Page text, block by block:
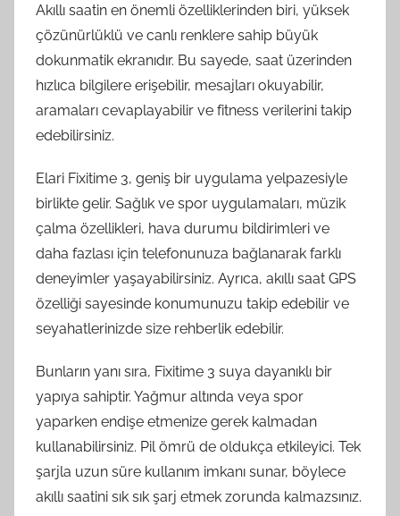
Akıllı saatin en önemli özelliklerinden biri, yüksek
çözünürlüklü ve canlı renklere sahip büyük
dokunmatik ekranıdır. Bu sayede, saat üzerinden
hızlıca bilgilere erişebilir, mesajları okuyabilir,
aramaları cevaplayabilir ve fitness verilerini takip
edebilirsiniz.
Elari Fixitime 3, geniş bir uygulama yelpazesiyle
birlikte gelir. Sağlık ve spor uygulamaları, müzik
çalma özellikleri, hava durumu bildirimleri ve
daha fazlası için telefonunuza bağlanarak farklı
deneyimler yaşayabilirsiniz. Ayrıca, akıllı saat GPS
özelliği sayesinde konumunuzu takip edebilir ve
seyahatlerinizde size rehberlik edebilir.
Bunların yanı sıra, Fixitime 3 suya dayanıklı bir
yapıya sahiptir. Yağmur altında veya spor
yaparken endişe etmenize gerek kalmadan
kullanabilirsiniz. Pil ömrü de oldukça etkileyici. Tek
şarjla uzun süre kullanım imkanı sunar, böylece
akıllı saatini sık sık şarj etmek zorunda kalmazsınız.